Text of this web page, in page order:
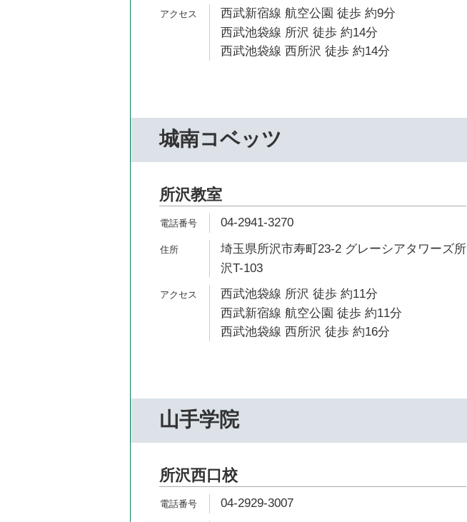
西武新宿線 航空公園 徒歩 約9分
西武池袋線 所沢 徒歩 約14分
西武池袋線 西所沢 徒歩 約14分
城南コベッツ
所沢教室
04-2941-3270
埼玉県所沢市寿町23-2 グレーシアタワーズ所
沢T-103
西武池袋線 所沢 徒歩 約11分
西武新宿線 航空公園 徒歩 約11分
西武池袋線 西所沢 徒歩 約16分
山手学院
所沢西口校
04-2929-3007